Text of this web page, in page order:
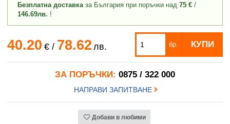
Безплатна доставказа България при поръчки над 75 € /
146.69лв. !
40.20 €/ 78.62 лв. бр. КУПИ
ЗА ПОРЪЧКИ: 0875 / 322 000
НАПРАВИ ЗАПИТВАНЕ
Добави в любими